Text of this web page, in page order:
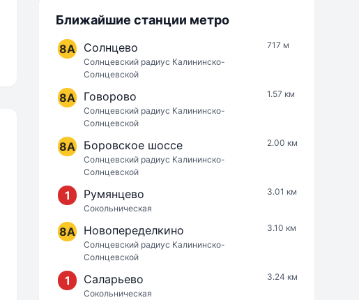
Ближайшие станции метро
8A Солнцево
Солнцевский радиус Калининско-
Солнцевской
717 м
8A Говорово
Солнцевский радиус Калининско-
Солнцевской
1.57 км
8A Боровское шоссе
Солнцевский радиус Калининско-
Солнцевской
2.00 км
1 Румянцево
Сокольническая
3.01 км
8A Новопеределкино
Солнцевский радиус Калининско-
Солнцевской
3.10 км
1 Саларьево
Сокольническая
3.24 км